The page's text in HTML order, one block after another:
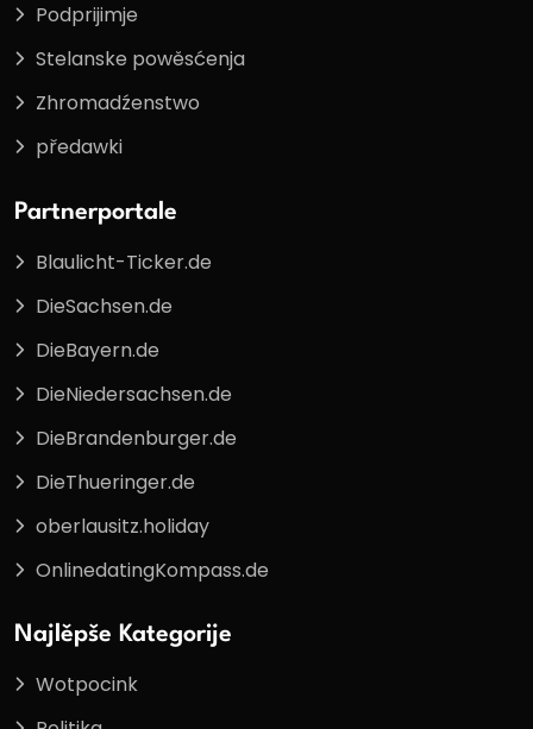
Podprijimje
Stelanske powěsćenja
Zhromadźenstwo
předawki
Partnerportale
Blaulicht-Ticker.de
DieSachsen.de
DieBayern.de
DieNiedersachsen.de
DieBrandenburger.de
DieThueringer.de
oberlausitz.holiday
OnlinedatingKompass.de
Najlěpše Kategorije
Wotpocink